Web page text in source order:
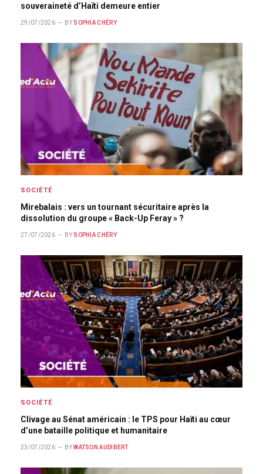
souveraineté d’Haïti demeure entier
29/07/2026 BY SOPHIA CHÉRY
SOCIÉTÉ
Mirebalais : vers un tournant sécuritaire après la
dissolution du groupe « Back-Up Feray » ?
27/07/2026 BY SOPHIA CHÉRY
SOCIÉTÉ
Clivage au Sénat américain : le TPS pour Haïti au cœur
d’une bataille politique et humanitaire
23/07/2026 BY WATSON AUDIBERT